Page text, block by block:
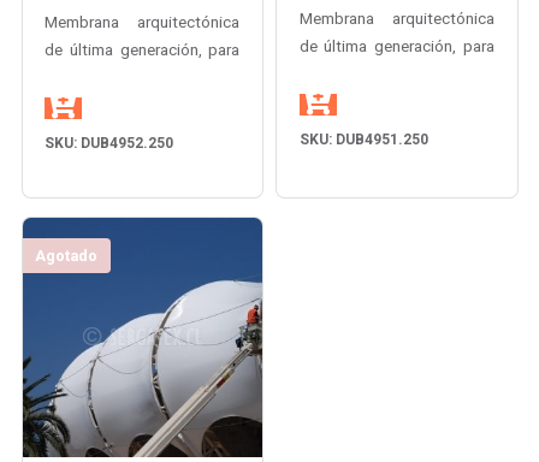
Membrana arquitectónica
de última generación, para
permanentes, resistente a
SKU: DUB4952.250
Membrana arquitectónica
de última generación, para
permanentes, resistente a
SKU: DUB4951.250
Agotado